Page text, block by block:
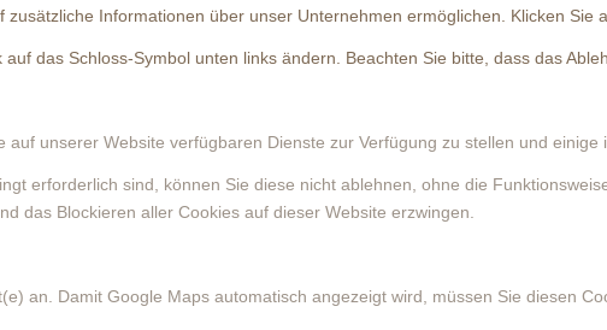
Informationen über unser Unternehmen ermöglichen. Klicken
das Schloss-Symbol unten links ändern. Beachten Sie bitte, dass das
unserer Website verfügbaren Dienste zur Verfügung zu stellen und einige
erforderlich sind, können Sie diese nicht ablehnen, ohne die
das Blockieren aller Cookies auf dieser Website erzwingen.
an. Damit Google Maps automatisch angezeigt wird, müssen Sie diesen